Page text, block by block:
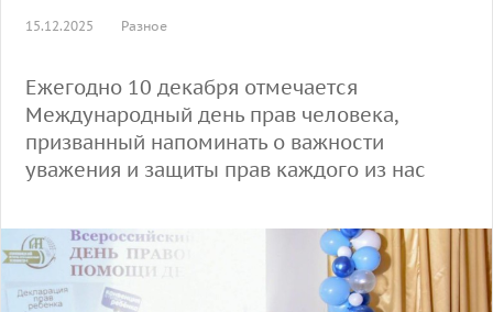
15.12.2025 Разное
Ежегодно 10 декабря отмечается
Международный день прав человека,
призванный напоминать о важности
уважения и защиты прав каждого из нас